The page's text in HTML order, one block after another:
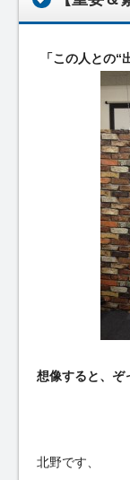
「この人との
想像すると、ぞ
北野です、